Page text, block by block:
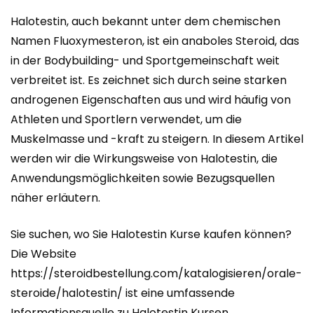
Halotestin, auch bekannt unter dem chemischen
Namen Fluoxymesteron, ist ein anaboles Steroid, das
in der Bodybuilding- und Sportgemeinschaft weit
verbreitet ist. Es zeichnet sich durch seine starken
androgenen Eigenschaften aus und wird häufig von
Athleten und Sportlern verwendet, um die
Muskelmasse und -kraft zu steigern. In diesem Artikel
werden wir die Wirkungsweise von Halotestin, die
Anwendungsmöglichkeiten sowie Bezugsquellen
näher erläutern.
Sie suchen, wo Sie Halotestin Kurse kaufen können?
Die Website
https://steroidbestellung.com/katalogisieren/orale-
steroide/halotestin/ ist eine umfassende